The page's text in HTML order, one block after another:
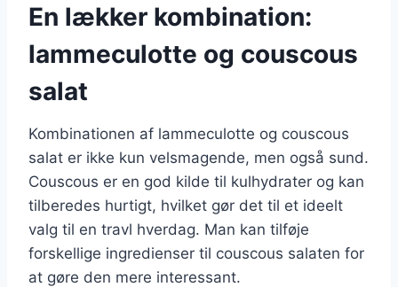
En lækker kombination:
lammeculotte og couscous
salat
Kombinationen af lammeculotte og couscous
salat er ikke kun velsmagende, men også sund.
Couscous er en god kilde til kulhydrater og kan
tilberedes hurtigt, hvilket gør det til et ideelt
valg til en travl hverdag. Man kan tilføje
forskellige ingredienser til couscous salaten for
at gøre den mere interessant.